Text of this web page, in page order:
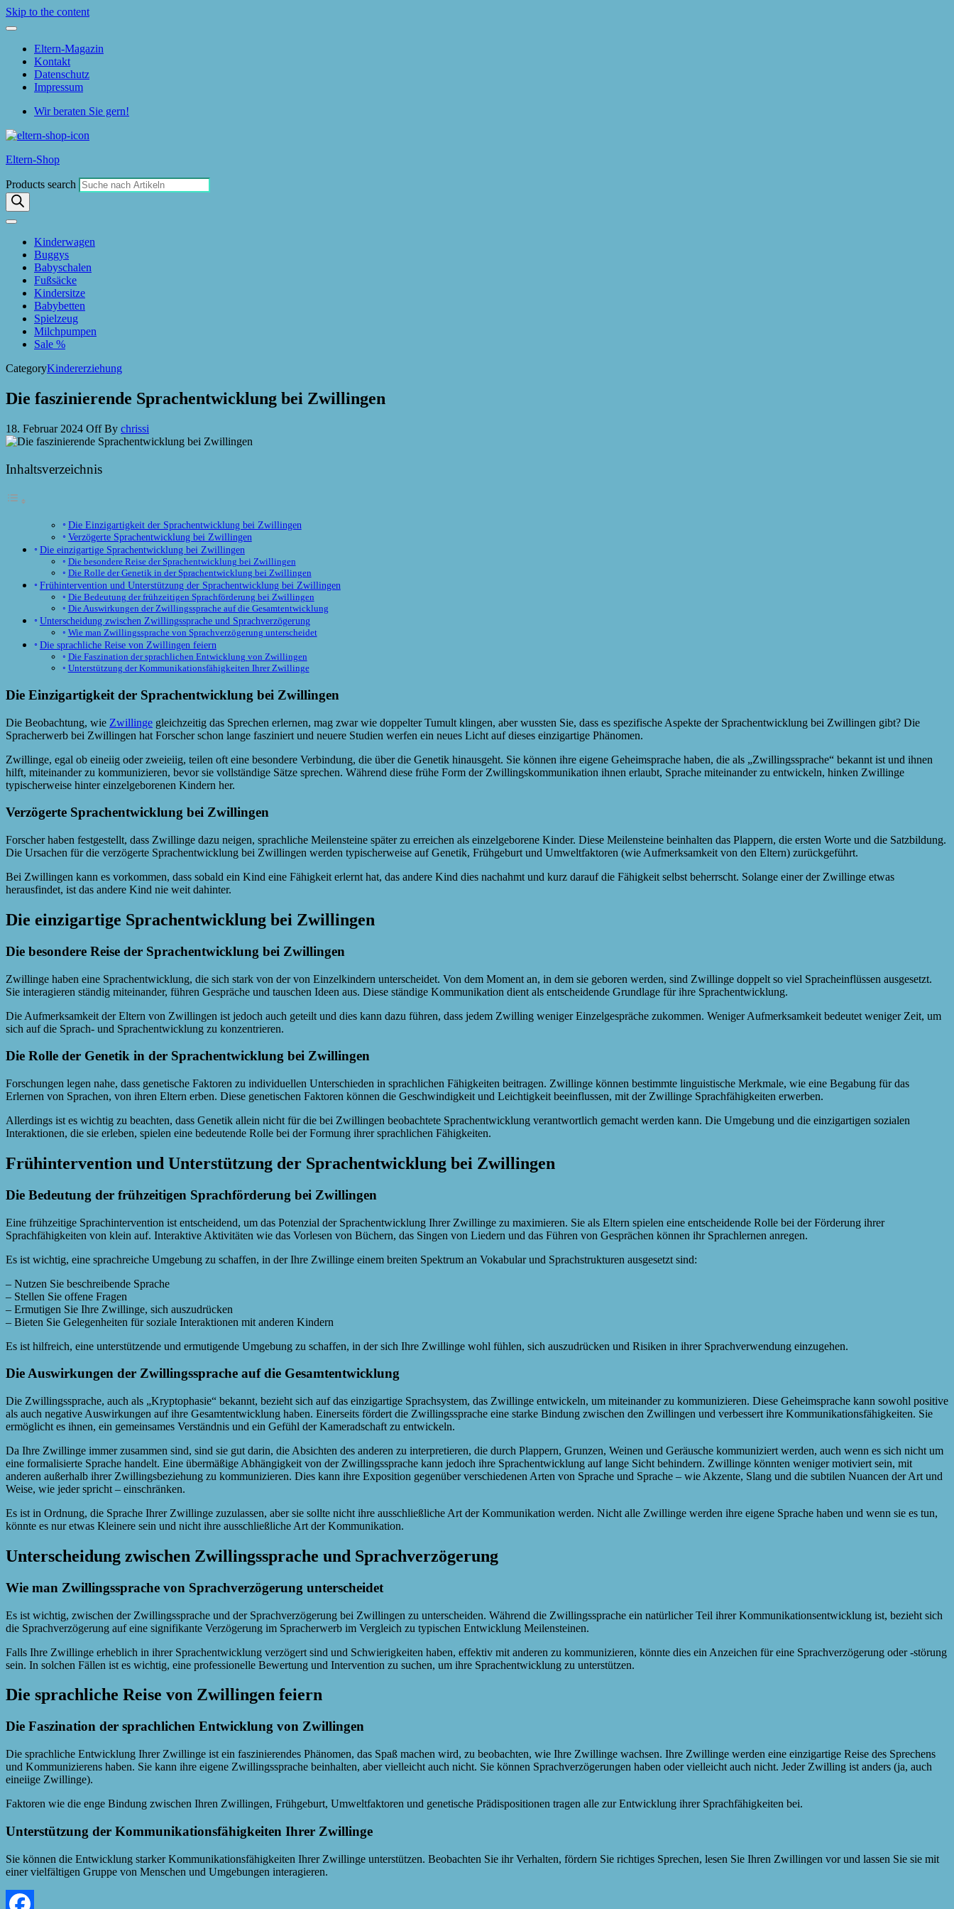
Skip to the content
Eltern-Magazin
Kontakt
Datenschutz
Impressum
Wir beraten Sie gern!
Eltern-Shop
Products search
Kinderwagen
Buggys
Babyschalen
Fußsäcke
Kindersitze
Babybetten
Spielzeug
Milchpumpen
Sale %
CategoryKindererziehung
Die faszinierende Sprachentwicklung bei Zwillingen
18. Februar 2024 OffBy chrissi
Inhaltsverzeichnis
Die Einzigartigkeit der Sprachentwicklung bei Zwillingen
Verzögerte Sprachentwicklung bei Zwillingen
Die einzigartige Sprachentwicklung bei Zwillingen
Die besondere Reise der Sprachentwicklung bei Zwillingen
Die Rolle der Genetik in der Sprachentwicklung bei Zwillingen
Frühintervention und Unterstützung der Sprachentwicklung bei Zwillingen
Die Bedeutung der frühzeitigen Sprachförderung bei Zwillingen
Die Auswirkungen der Zwillingssprache auf die Gesamtentwicklung
Unterscheidung zwischen Zwillingssprache und Sprachverzögerung
Wie man Zwillingssprache von Sprachverzögerung unterscheidet
Die sprachliche Reise von Zwillingen feiern
Die Faszination der sprachlichen Entwicklung von Zwillingen
Unterstützung der Kommunikationsfähigkeiten Ihrer Zwillinge
Die Einzigartigkeit der Sprachentwicklung bei Zwillingen
Die Beobachtung, wie Zwillinge gleichzeitig das Sprechen erlernen, mag zwar wie doppelter Tumult klingen, aber wussten Sie, dass es spezifische Aspekte der Sprachentwicklung bei Zwillingen gibt? Die
Spracherwerb bei Zwillingen hat Forscher schon lange fasziniert und neuere Studien werfen ein neues Licht auf dieses einzigartige Phänomen.
Zwillinge, egal ob eineiig oder zweieiig, teilen oft eine besondere Verbindung, die über die Genetik hinausgeht. Sie können ihre eigene Geheimsprache haben, die als „Zwillingssprache“ bekannt ist und ihnen
hilft, miteinander zu kommunizieren, bevor sie vollständige Sätze sprechen. Während diese frühe Form der Zwillingskommunikation ihnen erlaubt, Sprache miteinander zu entwickeln, hinken Zwillinge
typischerweise hinter einzelgeborenen Kindern her.
Verzögerte Sprachentwicklung bei Zwillingen
Forscher haben festgestellt, dass Zwillinge dazu neigen, sprachliche Meilensteine später zu erreichen als einzelgeborene Kinder. Diese Meilensteine beinhalten das Plappern, die ersten Worte und die Satzbildung.
Die Ursachen für die verzögerte Sprachentwicklung bei Zwillingen werden typischerweise auf Genetik, Frühgeburt und Umweltfaktoren (wie Aufmerksamkeit von den Eltern) zurückgeführt.
Bei Zwillingen kann es vorkommen, dass sobald ein Kind eine Fähigkeit erlernt hat, das andere Kind dies nachahmt und kurz darauf die Fähigkeit selbst beherrscht. Solange einer der Zwillinge etwas
herausfindet, ist das andere Kind nie weit dahinter.
Die einzigartige Sprachentwicklung bei Zwillingen
Die besondere Reise der Sprachentwicklung bei Zwillingen
Zwillinge haben eine Sprachentwicklung, die sich stark von der von Einzelkindern unterscheidet. Von dem Moment an, in dem sie geboren werden, sind Zwillinge doppelt so viel Spracheinflüssen ausgesetzt.
Sie interagieren ständig miteinander, führen Gespräche und tauschen Ideen aus. Diese ständige Kommunikation dient als entscheidende Grundlage für ihre Sprachentwicklung.
Die Aufmerksamkeit der Eltern von Zwillingen ist jedoch auch geteilt und dies kann dazu führen, dass jedem Zwilling weniger Einzelgespräche zukommen. Weniger Aufmerksamkeit bedeutet weniger Zeit, um
sich auf die Sprach- und Sprachentwicklung zu konzentrieren.
Die Rolle der Genetik in der Sprachentwicklung bei Zwillingen
Forschungen legen nahe, dass genetische Faktoren zu individuellen Unterschieden in sprachlichen Fähigkeiten beitragen. Zwillinge können bestimmte linguistische Merkmale, wie eine Begabung für das
Erlernen von Sprachen, von ihren Eltern erben. Diese genetischen Faktoren können die Geschwindigkeit und Leichtigkeit beeinflussen, mit der Zwillinge Sprachfähigkeiten erwerben.
Allerdings ist es wichtig zu beachten, dass Genetik allein nicht für die bei Zwillingen beobachtete Sprachentwicklung verantwortlich gemacht werden kann. Die Umgebung und die einzigartigen sozialen
Interaktionen, die sie erleben, spielen eine bedeutende Rolle bei der Formung ihrer sprachlichen Fähigkeiten.
Frühintervention und Unterstützung der Sprachentwicklung bei Zwillingen
Die Bedeutung der frühzeitigen Sprachförderung bei Zwillingen
Eine frühzeitige Sprachintervention ist entscheidend, um das Potenzial der Sprachentwicklung Ihrer Zwillinge zu maximieren. Sie als Eltern spielen eine entscheidende Rolle bei der Förderung ihrer
Sprachfähigkeiten von klein auf. Interaktive Aktivitäten wie das Vorlesen von Büchern, das Singen von Liedern und das Führen von Gesprächen können ihr Sprachlernen anregen.
Es ist wichtig, eine sprachreiche Umgebung zu schaffen, in der Ihre Zwillinge einem breiten Spektrum an Vokabular und Sprachstrukturen ausgesetzt sind:
– Nutzen Sie beschreibende Sprache
– Stellen Sie offene Fragen
– Ermutigen Sie Ihre Zwillinge, sich auszudrücken
– Bieten Sie Gelegenheiten für soziale Interaktionen mit anderen Kindern
Es ist hilfreich, eine unterstützende und ermutigende Umgebung zu schaffen, in der sich Ihre Zwillinge wohl fühlen, sich auszudrücken und Risiken in ihrer Sprachverwendung einzugehen.
Die Auswirkungen der Zwillingssprache auf die Gesamtentwicklung
Die Zwillingssprache, auch als „Kryptophasie“ bekannt, bezieht sich auf das einzigartige Sprachsystem, das Zwillinge entwickeln, um miteinander zu kommunizieren. Diese Geheimsprache kann sowohl positive
als auch negative Auswirkungen auf ihre Gesamtentwicklung haben. Einerseits fördert die Zwillingssprache eine starke Bindung zwischen den Zwillingen und verbessert ihre Kommunikationsfähigkeiten. Sie
ermöglicht es ihnen, ein gemeinsames Verständnis und ein Gefühl der Kameradschaft zu entwickeln.
Da Ihre Zwillinge immer zusammen sind, sind sie gut darin, die Absichten des anderen zu interpretieren, die durch Plappern, Grunzen, Weinen und Geräusche kommuniziert werden, auch wenn es sich nicht um
eine formalisierte Sprache handelt. Eine übermäßige Abhängigkeit von der Zwillingssprache kann jedoch ihre Sprachentwicklung auf lange Sicht behindern. Zwillinge könnten weniger motiviert sein, mit
anderen außerhalb ihrer Zwillingsbeziehung zu kommunizieren. Dies kann ihre Exposition gegenüber verschiedenen Arten von Sprache und Sprache – wie Akzente, Slang und die subtilen Nuancen der Art und
Weise, wie jeder spricht – einschränken.
Es ist in Ordnung, die Sprache Ihrer Zwillinge zuzulassen, aber sie sollte nicht ihre ausschließliche Art der Kommunikation werden. Nicht alle Zwillinge werden ihre eigene Sprache haben und wenn sie es tun,
könnte es nur etwas Kleinere sein und nicht ihre ausschließliche Art der Kommunikation.
Unterscheidung zwischen Zwillingssprache und Sprachverzögerung
Wie man Zwillingssprache von Sprachverzögerung unterscheidet
Es ist wichtig, zwischen der Zwillingssprache und der Sprachverzögerung bei Zwillingen zu unterscheiden. Während die Zwillingssprache ein natürlicher Teil ihrer Kommunikationsentwicklung ist, bezieht sich
die Sprachverzögerung auf eine signifikante Verzögerung im Spracherwerb im Vergleich zu typischen Entwicklung Meilensteinen.
Falls Ihre Zwillinge erheblich in ihrer Sprachentwicklung verzögert sind und Schwierigkeiten haben, effektiv mit anderen zu kommunizieren, könnte dies ein Anzeichen für eine Sprachverzögerung oder -störung
sein. In solchen Fällen ist es wichtig, eine professionelle Bewertung und Intervention zu suchen, um ihre Sprachentwicklung zu unterstützen.
Die sprachliche Reise von Zwillingen feiern
Die Faszination der sprachlichen Entwicklung von Zwillingen
Die sprachliche Entwicklung Ihrer Zwillinge ist ein faszinierendes Phänomen, das Spaß machen wird, zu beobachten, wie Ihre Zwillinge wachsen. Ihre Zwillinge werden eine einzigartige Reise des Sprechens
und Kommunizierens haben. Sie kann ihre eigene Zwillingssprache beinhalten, aber vielleicht auch nicht. Sie können Sprachverzögerungen haben oder vielleicht auch nicht. Jeder Zwilling ist anders (ja, auch
eineiige Zwillinge).
Faktoren wie die enge Bindung zwischen Ihren Zwillingen, Frühgeburt, Umweltfaktoren und genetische Prädispositionen tragen alle zur Entwicklung ihrer Sprachfähigkeiten bei.
Unterstützung der Kommunikationsfähigkeiten Ihrer Zwillinge
Sie können die Entwicklung starker Kommunikationsfähigkeiten Ihrer Zwillinge unterstützen. Beobachten Sie ihr Verhalten, fördern Sie richtiges Sprechen, lesen Sie Ihren Zwillingen vor und lassen Sie sie mit
einer vielfältigen Gruppe von Menschen und Umgebungen interagieren.